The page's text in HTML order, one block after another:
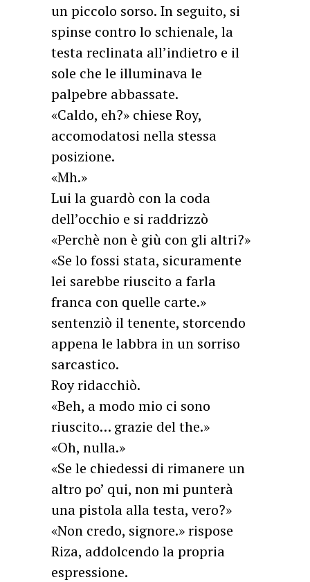
un piccolo sorso. In seguito, si
spinse contro lo schienale, la
testa reclinata all’indietro e il
sole che le illuminava le
palpebre abbassate.
«Caldo, eh?» chiese Roy,
accomodatosi nella stessa
posizione.
«Mh.»
Lui la guardò con la coda
dell’occhio e si raddrizzò
«Perchè non è giù con gli altri?»
«Se lo fossi stata, sicuramente
lei sarebbe riuscito a farla
franca con quelle carte.»
sentenziò il tenente, storcendo
appena le labbra in un sorriso
sarcastico.
Roy ridacchiò.
«Beh, a modo mio ci sono
riuscito… grazie del the.»
«Oh, nulla.»
«Se le chiedessi di rimanere un
altro po’ qui, non mi punterà
una pistola alla testa, vero?»
«Non credo, signore.» rispose
Riza, addolcendo la propria
espressione.